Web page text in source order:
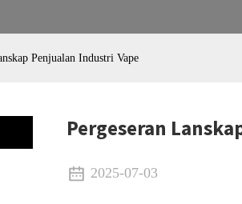
Penjualan Industri Vape
Pergeseran
2025-07-03